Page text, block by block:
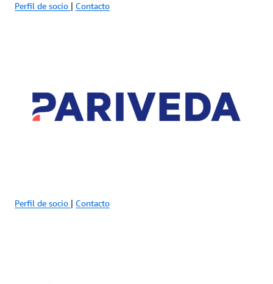
Perfil de socio | Contacto
Perfil de socio | Contacto